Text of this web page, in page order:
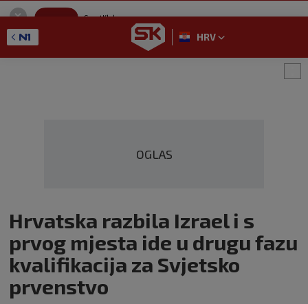
SportKlub
GET - On the Google Play
HRV
OGLAS
Hrvatska razbila Izrael i s
prvog mjesta ide u drugu fazu
kvalifikacija za Svjetsko
prvenstvo